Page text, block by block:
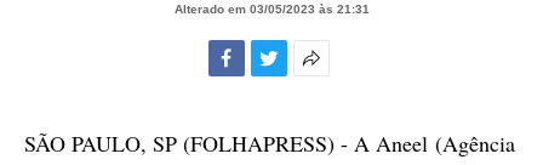
Alterado em 03/05/2023 às 21:31
compartilhamento
SÃO PAULO, SP (FOLHAPRESS) - A Aneel (Agência